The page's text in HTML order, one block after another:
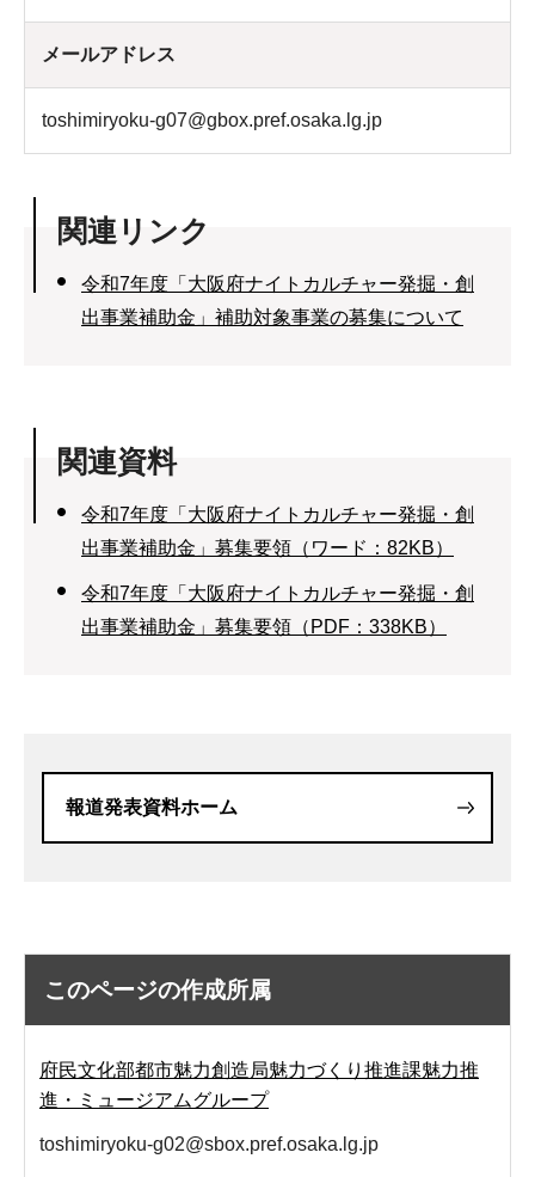
メールアドレス
toshimiryoku-g07@gbox.pref.osaka.lg.jp
関連リンク
令和7年度「大阪府ナイトカルチャー発掘・創
出事業補助金」補助対象事業の募集について
関連資料
令和7年度「大阪府ナイトカルチャー発掘・創
出事業補助金」募集要領（ワード：82KB）
令和7年度「大阪府ナイトカルチャー発掘・創
出事業補助金」募集要領（PDF：338KB）
報道発表資料ホーム
このページの作成所属
府民文化部都市魅力創造局魅力づくり推進課魅力推
進・ミュージアムグループ
toshimiryoku-g02@sbox.pref.osaka.lg.jp